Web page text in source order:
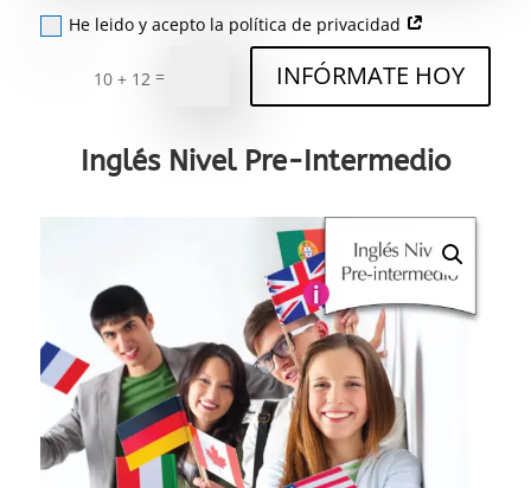
He leido y acepto la política de privacidad
10 + 12 = INFÓRMATE HOY
Inglés Nivel Pre-Intermedio